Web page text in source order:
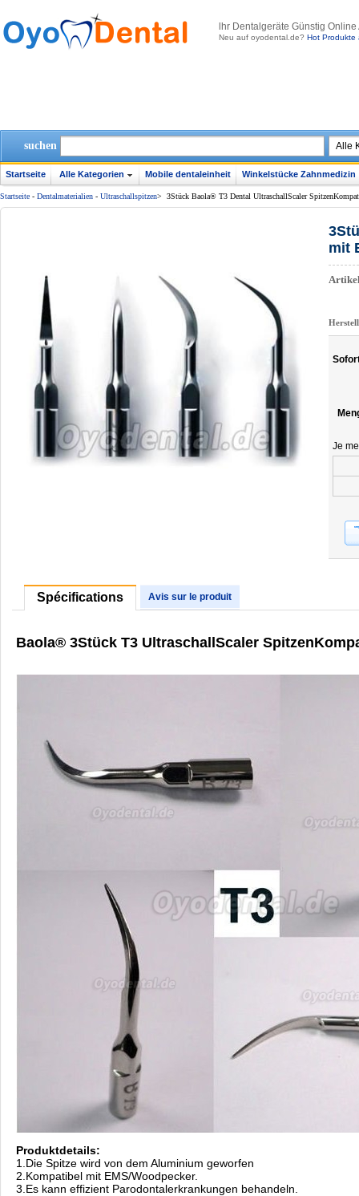
lhr Dentalgeräte Günstig
Neu auf oyodental.de? Hot Produkte
suchen
Startseite Alle Kategorien Mobile dentaleinheit Winkelstücke Zahnmedizin
Startseite - Dentalmaterialien - Ultraschallspitzen> 3Stück Baola® T3 Dental UltraschallScaler
mit
Je
Spécifications Avis sur le produit
Baola® 3Stück T3 UltraschallScaler
Produktdetails:
1.Die Spitze wird von dem Aluminium geworfen
2.Kompatibel mit EMS/Woodpecker.
3.Es kann effizient Parodontalerkrankungen behandeln.